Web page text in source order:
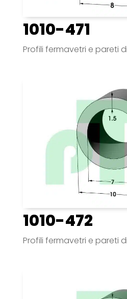
1010-471
Profili fermavetri e pareti
1010-472
Profili fermavetri e pareti